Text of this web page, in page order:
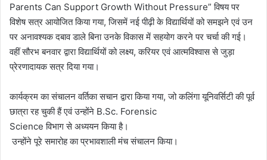
Parents Can Support Growth Without Pressure” विषय पर
विशेष सत्र आयोजित किया गया, जिसमें नई पीढ़ी के विद्यार्थियों को समझने एवं उन
पर अनावश्यक दबाव डाले बिना उनके विकास में सहयोग करने पर चर्चा की गई।
वहीं सौरभ बनवार द्वारा विद्यार्थियों को लक्ष्य, करियर एवं आत्मविश्वास से जुड़ा
प्रेरणादायक सत्र दिया गया।
कार्यक्रम का संचालन वर्तिका सचान द्वारा किया गया, जो कलिंगा यूनिवर्सिटी की पूर्व
छात्रा रह चुकी हैं एवं उन्होंने B.Sc. Forensic
Science विभाग से अध्ययन किया है।
उन्होंने पूरे समारोह का प्रभावशाली मंच संचालन किया।